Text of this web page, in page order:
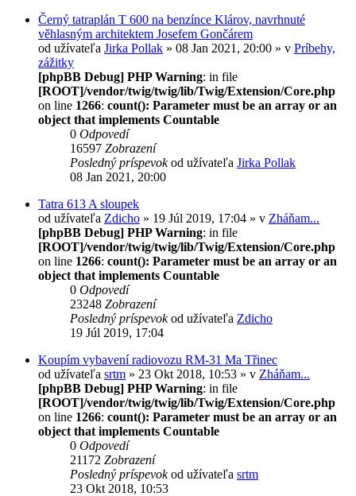
Černý tatraplán T 600 na benzínce Klárov, navrhnuté
věhlasným architektem Josefem Gončárem
od užívateľa Jirka Pollak » 08 Jan 2021, 20:00 » v Príbehy,
zážitky
[phpBB Debug] PHP Warning: in file
[ROOT]/vendor/twig/twig/lib/Twig/Extension/Core.php
on line 1266: count(): Parameter must be an array or an
object that implements Countable
0 Odpovedí
16597 Zobrazení
Posledný príspevokod užívateľa Jirka Pollak
08 Jan 2021, 20:00
Tatra 613 A sloupek
od užívateľa Zdicho » 19 Júl 2019, 17:04 » v Zháňam...
[phpBB Debug] PHP Warning: in file
[ROOT]/vendor/twig/twig/lib/Twig/Extension/Core.php
on line 1266: count(): Parameter must be an array or an
object that implements Countable
0 Odpovedí
23248 Zobrazení
Posledný príspevokod užívateľa Zdicho
19 Júl 2019, 17:04
Koupím vybavení radiovozu RM-31 Ma Třinec
od užívateľa srtm » 23 Okt 2018, 10:53 » v Zháňam...
[phpBB Debug] PHP Warning: in file
[ROOT]/vendor/twig/twig/lib/Twig/Extension/Core.php
on line 1266: count(): Parameter must be an array or an
object that implements Countable
0 Odpovedí
21172 Zobrazení
Posledný príspevokod užívateľa srtm
23 Okt 2018, 10:53